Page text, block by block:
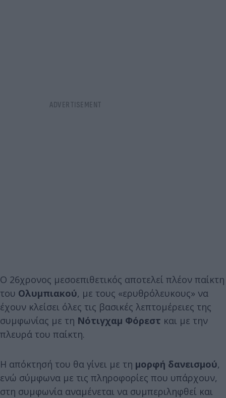
Ο 26χρονος μεσοεπιθετικός αποτελεί πλέον παίκτη
του Ολυμπιακού, με τους «ερυθρόλευκους» να
έχουν κλείσει όλες τις βασικές λεπτομέρειες της
συμφωνίας με τη Νότιγχαμ Φόρεστ και με την
πλευρά του παίκτη.
Η απόκτησή του θα γίνει με τη μορφή δανεισμού,
ενώ σύμφωνα με τις πληροφορίες που υπάρχουν,
στη συμφωνία αναμένεται να συμπεριληφθεί και